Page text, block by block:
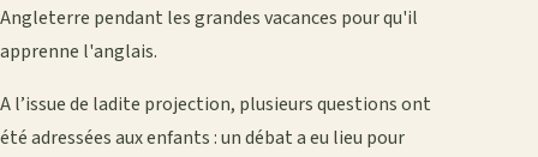
Angleterre pendant les grandes vacances pour qu'il
apprenne l'anglais.
A l’issue de ladite projection, plusieurs questions ont
été adressées aux enfants : un débat a eu lieu pour